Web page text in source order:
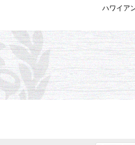
ハワイア